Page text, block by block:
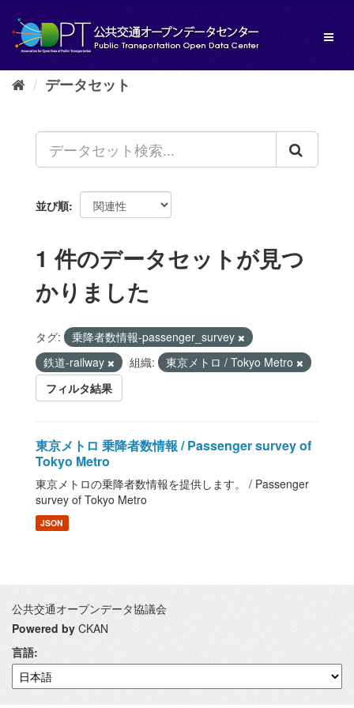
し
データセット
並び順
1 件のデータセットが見つ
かりました
タグ:
乗降者数情報-passenger_survey
鉄道-railway
組織:
東京メトロ / Tokyo Metro
フィルタ結果
東京メトロ 乗降者数情報 / Passenger survey of
Tokyo Metro
東京メトロの乗降者数情報を提供します。 / Passenger
survey of Tokyo Metro
JSON
公共交通オープンデータ協議会
Powered by CKAN
言語